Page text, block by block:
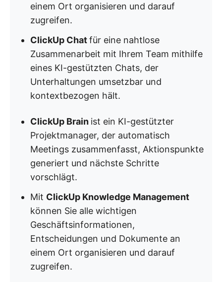
einem Ort organisieren und darauf
zugreifen.
ClickUp Chatfür eine nahtlose
Zusammenarbeit mit Ihrem Team mithilfe
eines KI-gestützten Chats, der
Unterhaltungen umsetzbar und
kontextbezogen hält.
ClickUp Brain ist ein KI-gestützter
Projektmanager, der automatisch
Meetings zusammenfasst, Aktionspunkte
generiert und nächste Schritte
vorschlägt.
Mit ClickUp Knowledge Management
können Sie alle wichtigen
Geschäftsinformationen,
Entscheidungen und Dokumente an
einem Ort organisieren und darauf
zugreifen.